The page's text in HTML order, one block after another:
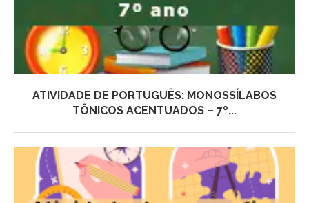
ATIVIDADE DE PORTUGUÊS: MONOSSÍLABOS
TÔNICOS ACENTUADOS – 7º...